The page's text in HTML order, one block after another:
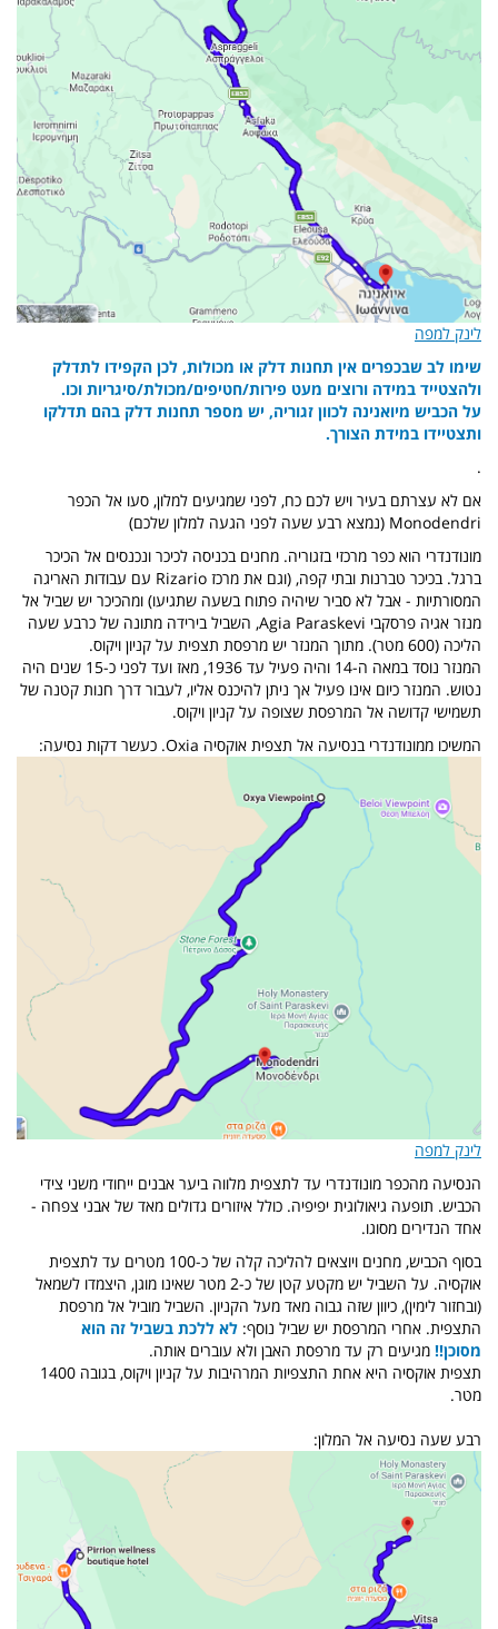
לינק למפה
שימו לב שבכפרים אין תחנות דלק או מכולות, לכן הקפידו לתדלק
ולהצטייד במידה ורוצים מעט פירות/חטיפים/מכולת/סיגריות וכו.
על הכביש מיואנינה לכוון זגוריה, יש מספר תחנות דלק בהם תדלקו
ותצטיידו במידת הצורך.
.
אם לא עצרתם בעיר ויש לכם כח, לפני שמגיעים למלון, סעו אל הכפר
Monodendri (נמצא רבע שעה לפני הגעה למלון שלכם)
מונודנדרי הוא כפר מרכזי בזגוריה. מחנים בכניסה לכיכר ונכנסים אל הכיכר
ברגל. בכיכר טברנות ובתי קפה, (וגם את מרכז Rizario עם עבודות האריגה
המסורתיות - אבל לא סביר שיהיה פתוח בשעה שתגיעו) ומהכיכר יש שביל אל
מנזר אגיה פרסקבי Agia Paraskevi, השביל בירידה מתונה של כרבע שעה
הליכה (600 מטר). מתוך המנזר יש מרפסת תצפית על קניון ויקוס.
המנזר נוסד במאה ה-14 והיה פעיל עד 1936, מאז ועד לפני כ-15 שנים היה
נטוש. המנזר כיום אינו פעיל אך ניתן להיכנס אליו, לעבור דרך חנות קטנה של
תשמישי קדושה אל המרפסת שצופה על קניון ויקוס.
המשיכו ממונודנדרי בנסיעה אל תצפית אוקסיה Oxia. כעשר דקות נסיעה:
לינק למפה
הנסיעה מהכפר מונודנדרי עד לתצפית מלווה ביער אבנים ייחודי משני צידי
הכביש. תופעה גיאולוגית יפיפיה. כולל איזורים גדולים מאד של אבני צפחה -
אחד הנדירים מסוגו.
בסוף הכביש, מחנים ויוצאים להליכה קלה של כ-100 מטרים עד לתצפית
אוקסיה. על השביל יש מקטע קטן של כ-2 מטר שאינו מוגן, היצמדו לשמאל
(ובחזור לימין), כיוון שזה גבוה מאד מעל הקניון. השביל מוביל אל מרפסת
התצפית. אחרי המרפסת יש שביל נוסף: לא ללכת בשביל זה הוא
מסוכן!! מגיעים רק עד מרפסת האבן ולא עוברים אותה.
תצפית אוקסיה היא אחת התצפיות המרהיבות על קניון ויקוס, בגובה 1400
מטר.
רבע שעה נסיעה אל המלון: